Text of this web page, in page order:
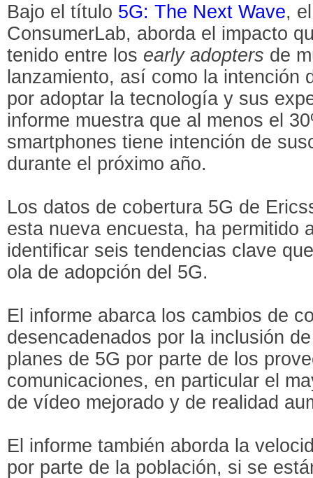
Bajo el título 5G: The Next Wave,
ConsumerLab, aborda el impacto
tenido entre los early adopters de
lanzamiento, así como la intención
por adoptar la tecnología y sus
informe muestra que al menos el
smartphones tiene intención de
durante el próximo año.
Los datos de cobertura 5G de
esta nueva encuesta, ha permitido
identificar seis tendencias clave
ola de adopción del 5G.
El informe abarca los cambios de
desencadenados por la inclusión
planes de 5G por parte de los
comunicaciones, en particular el
de vídeo mejorado y de realidad
El informe también aborda la
por parte de la población, si se